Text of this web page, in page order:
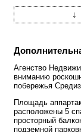
↓
Агенство
вниманию
побережья
Площадь
расположены 5
просторный
подземной